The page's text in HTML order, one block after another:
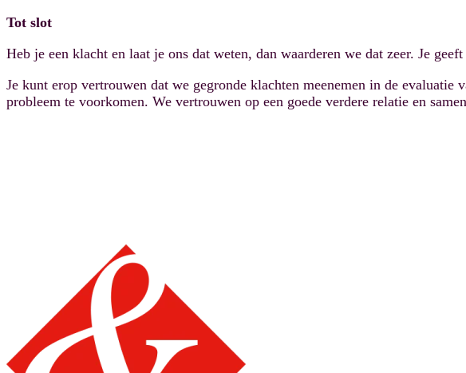
Tot slot
Heb je een klacht en laat je ons dat weten, dan waarderen we dat zeer. Je
Je kunt erop vertrouwen dat we gegronde klachten meenemen in de evaluatie
probleem te voorkomen. We vertrouwen op een goede verdere relatie en